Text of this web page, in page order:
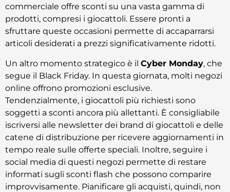
commerciale offre sconti su una vasta gamma di
prodotti, compresi i giocattoli. Essere pronti a
sfruttare queste occasioni permette di accaparrarsi
articoli desiderati a prezzi significativamente ridotti.
Un altro momento strategico è il Cyber Monday, che
segue il Black Friday. In questa giornata, molti negozi
online offrono promozioni esclusive.
Tendenzialmente, i giocat­to­li più richiesti sono
soggetti a sconti ancora più allettanti. È consigliabile
iscriversi alle newsletter dei brand di giocattoli e delle
catene di distribuzione per ricevere aggiornamenti in
tempo reale sulle offerte speciali. Inoltre, seguire i
social media di questi negozi permette di restare
informati sugli sconti flash che possono comparire
improvvisamente. Pianificare gli acquisti, quindi, non